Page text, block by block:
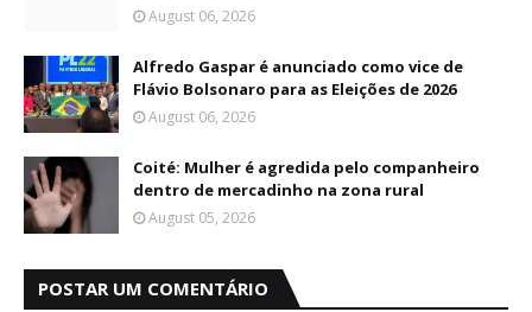
August 06, 2026
Alfredo Gaspar é anunciado como vice de
Flávio Bolsonaro para as Eleições de 2026
August 06, 2026
Coité: Mulher é agredida pelo companheiro
dentro de mercadinho na zona rural
August 05, 2026
POSTAR UM COMENTÁRIO